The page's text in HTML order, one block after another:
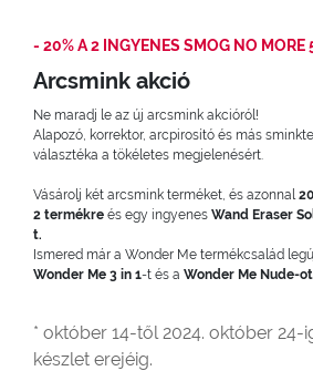
- 20% A 2 INGYENES SMOG NO MORE
Arcsmink akció
Ne maradj le az új arcsmink akcióról!
Alapozó, korrektor, arcpirosító és más
választéka a tökéletes megjelenésért.
Vásárolj két arcsmink terméket, és azonnal
2 termékre és egy ingyenes Wand Eraser
t.
Ismered már a Wonder Me termékcsalád
Wonder Me 3 in 1-t és a Wonder Me Nude-
* október 14-től 2024. október 24-
készlet erejéig.